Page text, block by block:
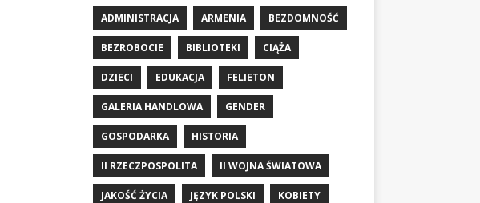
ADMINISTRACJA ARMENIA BEZDOMNOŚĆ
BEZROBOCIE BIBLIOTEKI CIĄŻA
DZIECI EDUKACJA FELIETON
GALERIA HANDLOWA GENDER
GOSPODARKA HISTORIA
II RZECZPOSPOLITA II WOJNA ŚWIATOWA
JAKOŚĆ ŻYCIA JĘZYK POLSKI KOBIETY